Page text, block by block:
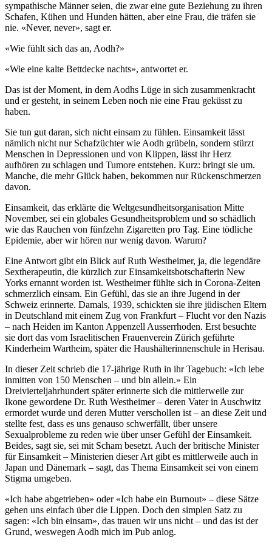
sympathische Männer seien, die zwar eine gute Beziehung zu ihren
Schafen, Kühen und Hunden hätten, aber eine Frau, die träfen sie
nie. «Never, never», sagt er.
«Wie fühlt sich das an, Aodh?»
«Wie eine kalte Bettdecke nachts», antwortet er.
Das ist der Moment, in dem Aodhs Lüge in sich zusammenkracht
und er gesteht, in seinem Leben noch nie eine Frau geküsst zu
haben.
Sie tun gut daran, sich nicht einsam zu fühlen. Einsamkeit lässt
nämlich nicht nur Schafzüchter wie Aodh grübeln, sondern stürzt
Menschen in Depressionen und von Klippen, lässt ihr Herz
aufhören zu schlagen und Tumore entstehen. Kurz: bringt sie um.
Manche, die mehr Glück haben, bekommen nur Rückenschmerzen
davon.
Einsamkeit, das erklärte die Weltgesundheitsorganisation Mitte
November, sei ein globales Gesundheitsproblem und so schädlich
wie das Rauchen von fünfzehn Zigaretten pro Tag. Eine tödliche
Epidemie, aber wir hören nur wenig davon. Warum?
Eine Antwort gibt ein Blick auf Ruth Westheimer, ja, die legendäre
Sextherapeutin, die kürzlich zur Einsamkeitsbotschafterin New
Yorks ernannt worden ist. Westheimer fühlte sich in Corona-Zeiten
schmerzlich einsam. Ein Gefühl, das sie an ihre Jugend in der
Schweiz erinnerte. Damals, 1939, schickten sie ihre jüdischen Eltern
in Deutschland mit einem Zug von Frankfurt – Flucht vor den Nazis
– nach Heiden im Kanton Appenzell Ausserrhoden. Erst besuchte
sie dort das vom Israelitischen Frauenverein Zürich geführte
Kinderheim Wartheim, später die Haushälterinnenschule in Herisau.
In dieser Zeit schrieb die 17-jährige Ruth in ihr Tagebuch: «Ich lebe
inmitten von 150 Menschen – und bin allein.» Ein
Dreivierteljahrhundert später erinnerte sich die mittlerweile zur
Ikone gewordene Dr. Ruth Westheimer – deren Vater in Auschwitz
ermordet wurde und deren Mutter verschollen ist – an diese Zeit und
stellte fest, dass es uns genauso schwerfällt, über unsere
Sexualprobleme zu reden wie über unser Gefühl der Einsamkeit.
Beides, sagt sie, sei mit Scham besetzt. Auch der britische Minister
für Einsamkeit – Ministerien dieser Art gibt es mittlerweile auch in
Japan und Dänemark – sagt, das Thema Einsamkeit sei von einem
Stigma umgeben.
«Ich habe abgetrieben» oder «Ich habe ein Burnout» – diese Sätze
gehen uns einfach über die Lippen. Doch den simplen Satz zu
sagen: «Ich bin einsam», das trauen wir uns nicht – und das ist der
Grund, weswegen Aodh mich im Pub anlog.